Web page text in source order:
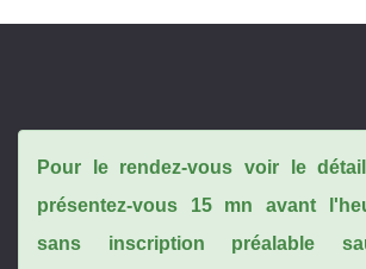
Pour le rendez-vous voir le
présentez-vous 15 mn avant
sans inscription préalable